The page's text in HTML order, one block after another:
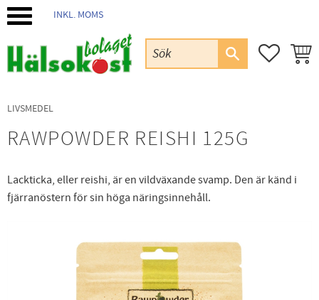
INKL. MOMS
LIVSMEDEL
RAWPOWDER REISHI 125G
Lackticka, eller reishi, är en vildväxande svamp. Den är känd i
fjärranöstern för sin höga näringsinnehåll.